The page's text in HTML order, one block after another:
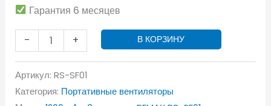
Гарантия 6 месяцев
- + В КОРЗИНУ
Артикул:RS-SF01
Категория: Портативные вентиляторы